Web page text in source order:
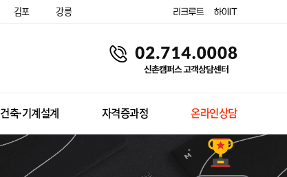
김포 강릉
건축·기계설계 자격증과정 온라인상담